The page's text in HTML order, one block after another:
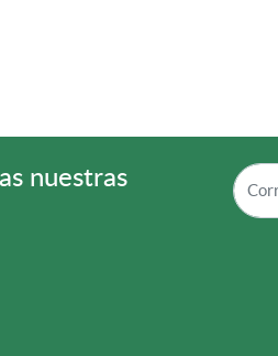
nuestras